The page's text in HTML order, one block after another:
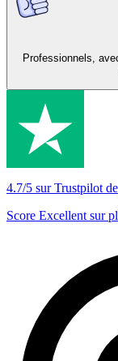
Professionnels,
4.7/5 sur Trustpilot
Score Excellent sur